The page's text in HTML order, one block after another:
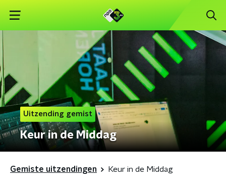
Uitzending gemist
Keur in de Middag
Gemiste uitzendingen Keur in de Middag